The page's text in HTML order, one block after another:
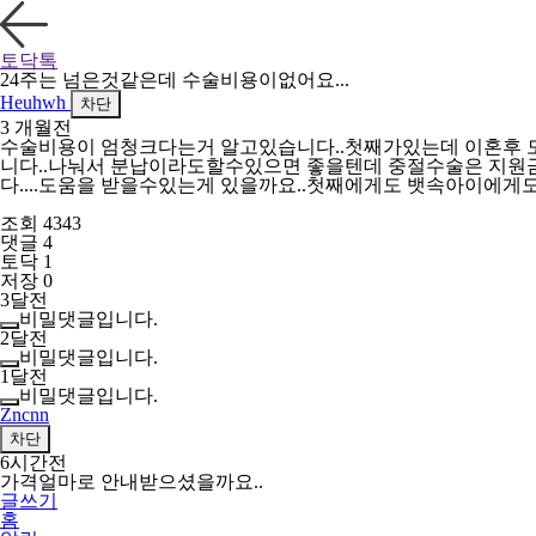
토닥톡
24주는 넘은것같은데 수술비용이없어요...
Heuhwh
차단
3 개월전
수술비용이 엄청크다는거 알고있습니다..첫째가있는데 이혼
니다..나눠서 분납이라도할수있으면 좋을텐데 중절수술은 지
다....도움을 받을수있는게 있을까요..첫째에게도 뱃속아이에게
조회 4343
댓글 4
토닥 1
저장 0
3달전
비밀댓글입니다.
2달전
비밀댓글입니다.
1달전
비밀댓글입니다.
Zncnn
차단
6시간전
가격얼마로 안내받으셨을까요..
글쓰기
홈